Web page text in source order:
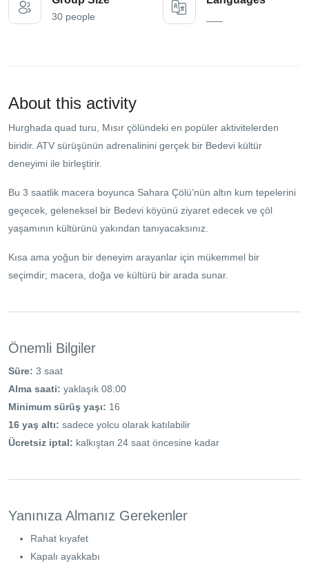
30 people
About this activity
Hurghada quad turu, Mısır çölündeki en popüler aktivitelerden
biridir. ATV sürüşünün adrenalinini gerçek bir Bedevi kültür
deneyimi ile birleştirir.
Bu 3 saatlik macera boyunca Sahara Çölü’nün altın kum tepelerini
geçecek, geleneksel bir Bedevi köyünü ziyaret edecek ve çöl
yaşamının kültürünü yakından tanıyacaksınız.
Kısa ama yoğun bir deneyim arayanlar için mükemmel bir
seçimdir; macera, doğa ve kültürü bir arada sunar.
Önemli Bilgiler
Süre: 3 saat
Alma saati: yaklaşık 08:00
Minimum sürüş yaşı: 16
16 yaş altı: sadece yolcu olarak katılabilir
Ücretsiz iptal: kalkıştan 24 saat öncesine kadar
Yanınıza Almanız Gerekenler
Rahat kıyafet
Kapalı ayakkabı